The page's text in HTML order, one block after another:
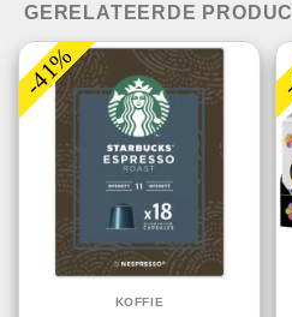
GERELATEERDE
-41%
KOFFIE